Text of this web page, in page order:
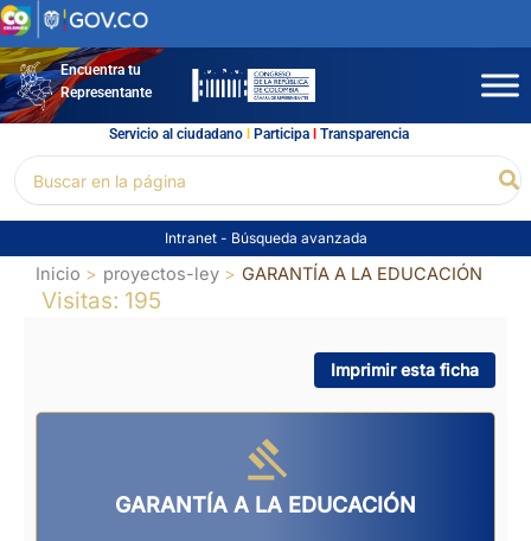
Ir
al
contenidoEncuentra tu
Representante
Servicio al ciudadano l Participal Transparencia
por:
Intranet - Búsqueda avanzada
Inicio proyectos-ley GARANTÍA A LA EDUCACIÓN
Visitas: 195
Imprimir esta ficha
GARANTÍA A LA EDUCACIÓN